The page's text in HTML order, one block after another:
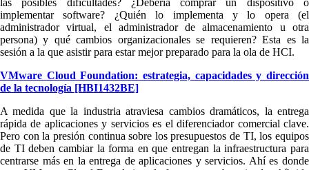
implementar software? ¿Quién lo implementa y lo opera (el
administrador virtual, el administrador de almacenamiento u otra
persona) y qué cambios organizacionales se requieren? Esta es la
sesión a la que asistir para estar mejor preparado para la ola de HCI.
VMware Cloud Foundation: estrategia, capacidades y dirección
de la tecnología [HBI1432BE]
A medida que la industria atraviesa cambios dramáticos, la entrega
rápida de aplicaciones y servicios es el diferenciador comercial clave.
Pero con la presión continua sobre los presupuestos de TI, los equipos
de TI deben cambiar la forma en que entregan la infraestructura para
centrarse más en la entrega de aplicaciones y servicios. Ahí es donde